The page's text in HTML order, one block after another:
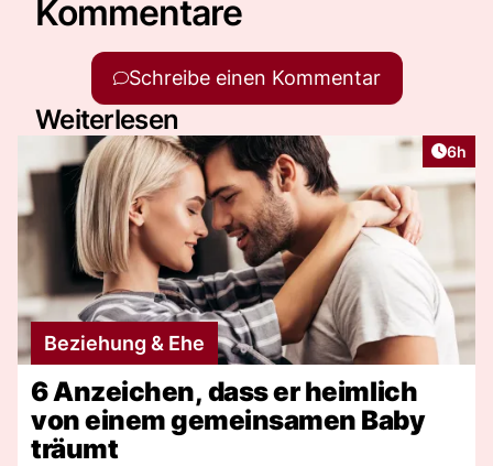
Kommentare
Schreibe einen Kommentar
Weiterlesen
6h
Beziehung & Ehe
6 Anzeichen, dass er heimlich
von einem gemeinsamen Baby
träumt